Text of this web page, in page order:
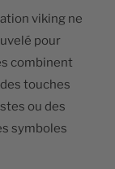
viking ne
pour
combinent
touches
ou des
symboles